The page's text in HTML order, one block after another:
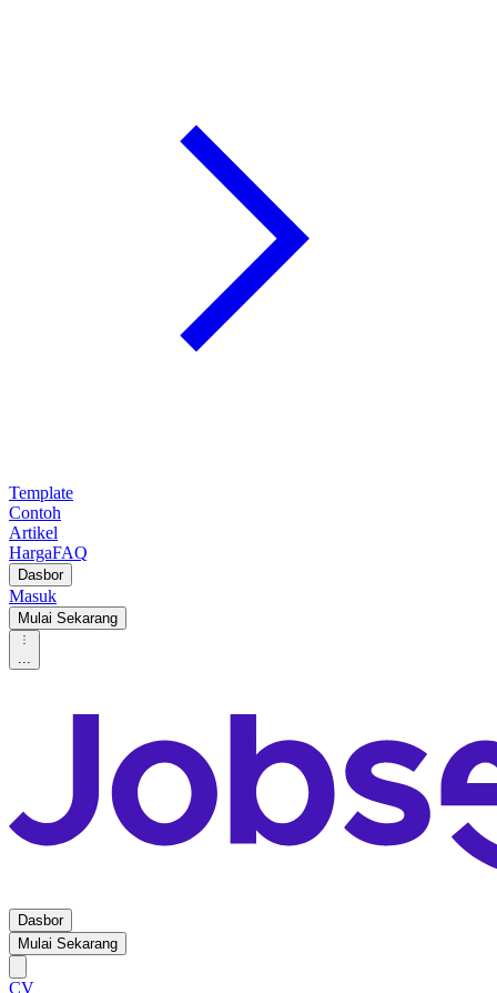
Template
Contoh
Artikel
HargaFAQ
Dasbor
Masuk
Mulai Sekarang
...
Dasbor
Mulai Sekarang
CV